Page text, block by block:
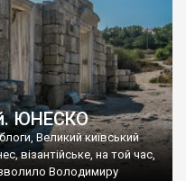
ЮНЕСКО
Великий київський
візантійське, на той час,
Володимиру